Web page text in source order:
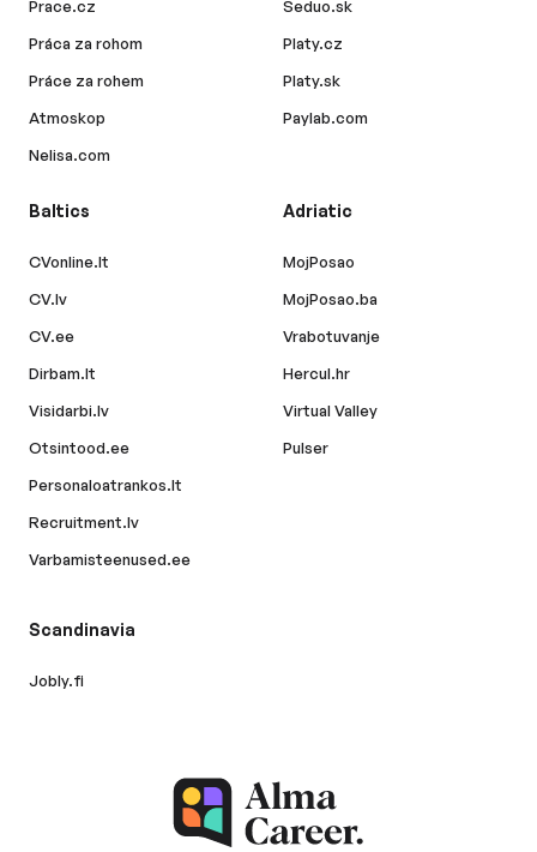
Prace.cz
Práca za rohom
Práce za rohem
Atmoskop
Nelisa.com
Seduo.sk
Platy.cz
Platy.sk
Paylab.com
Baltics
CVonline.lt
CV.lv
CV.ee
Dirbam.lt
Visidarbi.lv
Otsintood.ee
Personaloatrankos.lt
Recruitment.lv
Varbamisteenused.ee
Adriatic
MojPosao
MojPosao.ba
Vrabotuvanje
Hercul.hr
Virtual Valley
Pulser
Scandinavia
Jobly.fi